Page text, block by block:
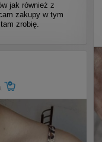
jak również z
zakupy w tym
zrobię.